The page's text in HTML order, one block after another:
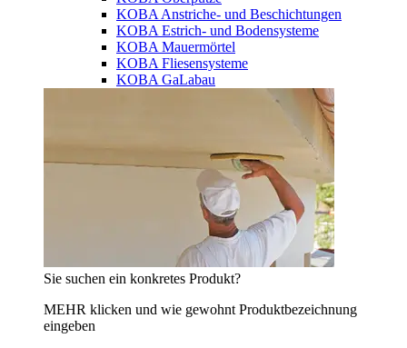
KOBA Anstriche- und Beschichtungen
KOBA Estrich- und Bodensysteme
KOBA Mauermörtel
KOBA Fliesensysteme
KOBA GaLabau
Sie suchen ein konkretes Produkt?
MEHR klicken und wie gewohnt Produktbezeichnung
eingeben